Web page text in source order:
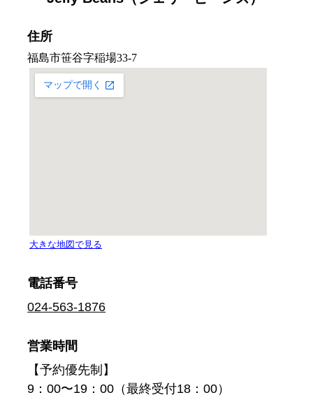
住所
電話番号
024-563-1876
営業時間
【予約優先制】
9：00〜19：00（最終受付18：00）